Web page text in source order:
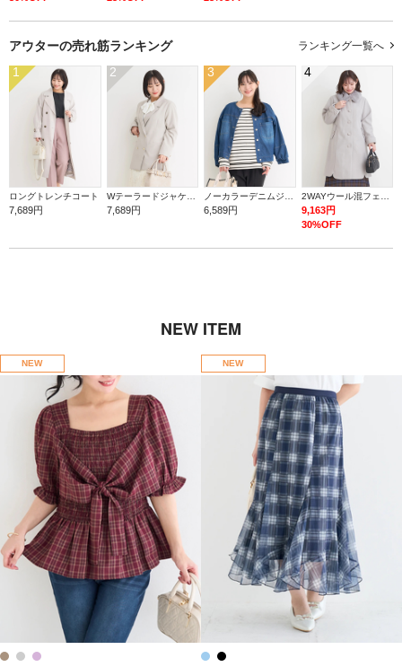
アウターの売れ筋ランキング ランキング一覧へ
1
ロングトレンチコート
7,689円
2
7,689円
3
6,589円
4
9,163円
30%OFF
NEW ITEM
NEW NEW